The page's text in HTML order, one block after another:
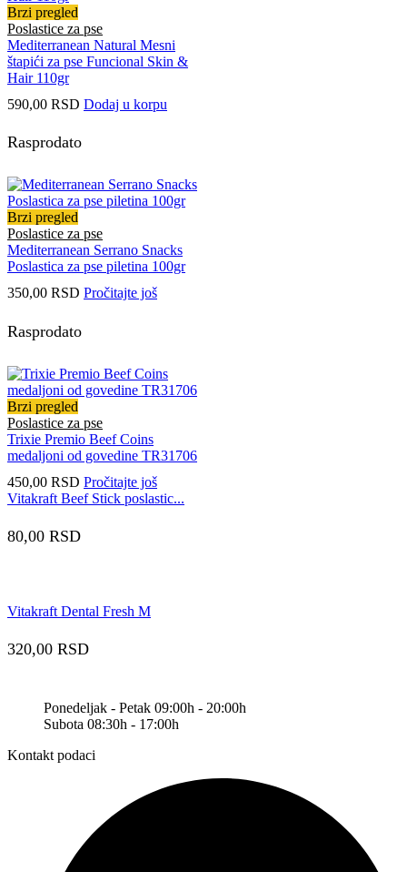
Brzi pregled
Poslastice za pse
Mediterranean Natural Mesni
štapići za pse Funcional Skin &
Hair 110gr
590,00 RSD Dodaj u korpu
Rasprodato
Brzi pregled
Poslastice za pse
Mediterranean Serrano Snacks
Poslastica za pse piletina 100gr
350,00 RSD Pročitajte još
Rasprodato
Brzi pregled
Poslastice za pse
Trixie Premio Beef Coins
medaljoni od govedine TR31706
450,00 RSD Pročitajte još
Vitakraft Beef Stick poslastic...
80,00 RSD
Vitakraft Dental Fresh M
320,00 RSD
Ponedeljak - Petak 09:00h - 20:00h
Subota 08:30h - 17:00h
Kontakt podaci